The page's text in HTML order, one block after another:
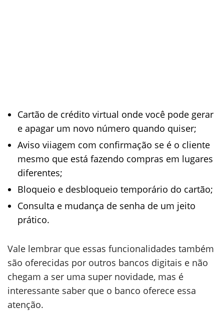
Cartão de crédito virtual onde você pode gerar
e apagar um novo número quando quiser;
Aviso viiagem com confirmação se é o cliente
mesmo que está fazendo compras em lugares
diferentes;
Bloqueio e desbloqueio temporário do cartão;
Consulta e mudança de senha de um jeito
prático.
Vale lembrar que essas funcionalidades também
são oferecidas por outros bancos digitais e não
chegam a ser uma super novidade, mas é
interessante saber que o banco oferece essa
atenção.